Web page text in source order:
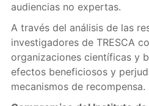
audiencias no expertas.
A través del análisis de las
investigadores de TRESCA
organizaciones científicas y
efectos beneficiosos y
mecanismos de recompensa.